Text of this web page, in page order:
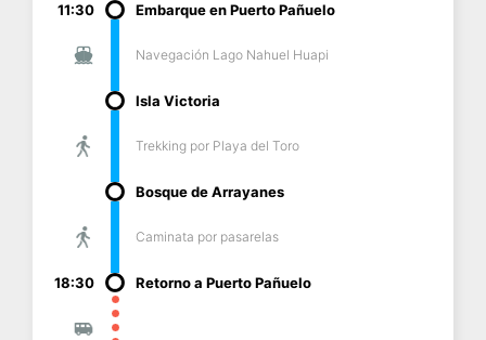
11:30 Embarque en Puerto Pañuelo
Navegación Lago Nahuel Huapi
Isla Victoria
Trekking por Playa del Toro
Bosque de Arrayanes
Caminata por pasarelas
18:30 Retorno a Puerto Pañuelo